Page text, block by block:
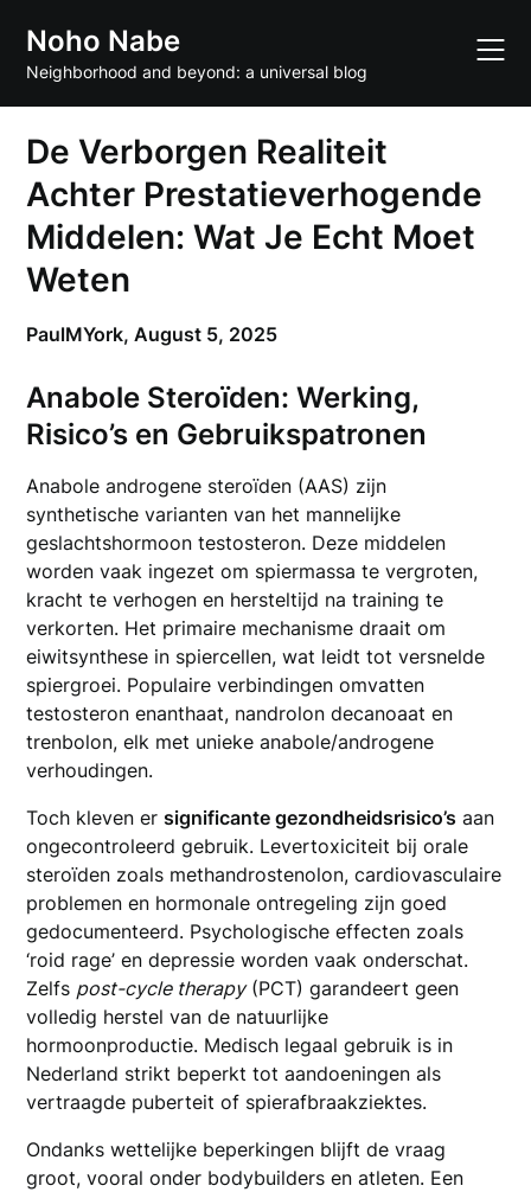
content
Noho Nabe
Neighborhood and beyond: a universal blog
De Verborgen Realiteit
Achter Prestatieverhogende
Middelen: Wat Je Echt Moet
Weten
PaulMYork,August 5, 2025
Anabole Steroïden: Werking,
Risico’s en Gebruikspatronen
Anabole androgene steroïden (AAS) zijn
synthetische varianten van het mannelijke
geslachtshormoon testosteron. Deze middelen
worden vaak ingezet om spiermassa te vergroten,
kracht te verhogen en hersteltijd na training te
verkorten. Het primaire mechanisme draait om
eiwitsynthese in spiercellen, wat leidt tot versnelde
spiergroei. Populaire verbindingen omvatten
testosteron enanthaat, nandrolon decanoaat en
trenbolon, elk met unieke anabole/androgene
verhoudingen.
Toch kleven ersignificante gezondheidsrisico’s aan
ongecontroleerd gebruik. Levertoxiciteit bij orale
steroïden zoals methandrostenolon, cardiovasculaire
problemen en hormonale ontregeling zijn goed
gedocumenteerd. Psychologische effecten zoals
‘roid rage’ en depressie worden vaak onderschat.
Zelfs post-cycle therapy(PCT) garandeert geen
volledig herstel van de natuurlijke
hormoonproductie. Medisch legaal gebruik is in
Nederland strikt beperkt tot aandoeningen als
vertraagde puberteit of spierafbraakziektes.
Ondanks wettelijke beperkingen blijft de vraag
groot, vooral onder bodybuilders en atleten. Een